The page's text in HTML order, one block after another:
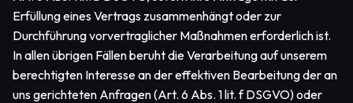
Erfüllung eines Vertrags zusammenhängt oder zur
Durchführung vorvertraglicher Maßnahmen erforderlich ist.
In allen übrigen Fällen beruht die Verarbeitung auf unserem
berechtigten Interesse an der effektiven Bearbeitung der an
uns gerichteten Anfragen (Art. 6 Abs. 1 lit. f DSGVO) oder